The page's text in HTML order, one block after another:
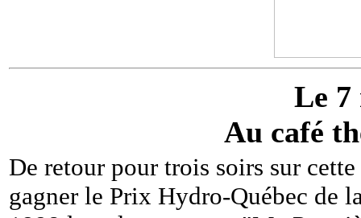
Le 7
Au café
De retour pour trois soirs sur
gagner le Prix Hydro-Québec de